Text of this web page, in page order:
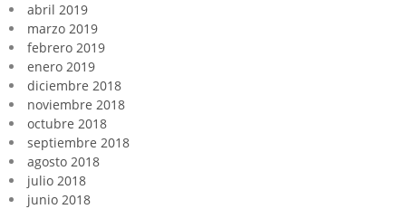
abril 2019
marzo 2019
febrero 2019
enero 2019
diciembre 2018
noviembre 2018
octubre 2018
septiembre 2018
agosto 2018
julio 2018
junio 2018